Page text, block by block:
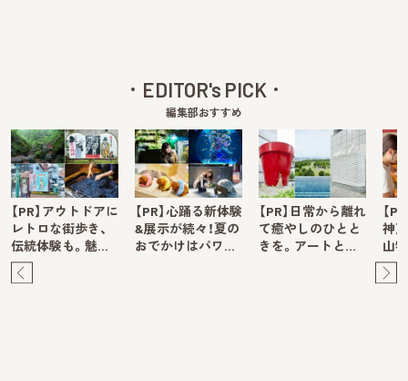
EDITOR's PICK
編集部おすすめ
【PR】アウトドアに
レトロな街歩き、
伝統体験も。魅…
【PR】心踊る新体験
&展示が続々！夏の
おでかけはパワ…
【PR】日常から離れ
て癒やしのひとと
きを。アートと…
【
神
山